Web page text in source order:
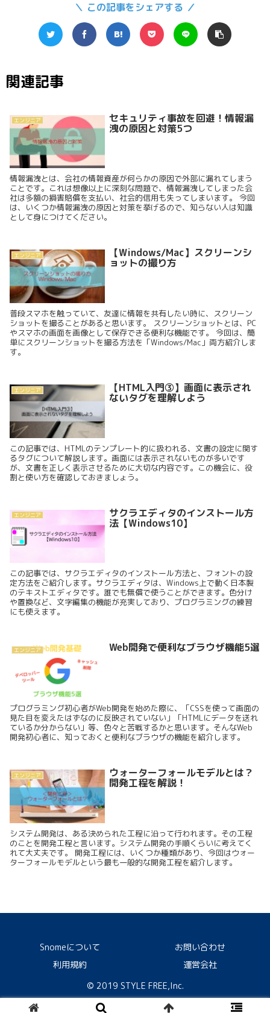
＼ この記事をシェアする ／
関連記事
エンジニア セキュリティ事故を回避！情報漏
洩の原因と対策5つ
情報漏洩とは、会社の情報資産が何らかの原因で外部に漏れてしまう
ことです。これは想像以上に深刻な問題で、情報漏洩してしまった会
社は多額の損害賠償を支払い、社会的信用も失ってしまいます。 今回
は、いくつか情報漏洩の原因と対策を挙げるので、知らない人は知識
として身につけてください。
エンジニア 【Windows/Mac】スクリーンシ
ョットの撮り方
普段スマホを触っていて、友達に情報を共有したい時に、スクリーン
ショットを撮ることがあると思います。 スクリーンショットとは、PC
やスマホの画面を画像として保存できる便利な機能です。 今回は、簡
単にスクリーンショットを撮る方法を「Windows/Mac」両方紹介しま
す。
エンジニア 【HTML入門③】画面に表示され
ないタグを理解しよう
この記事では、HTMLのテンプレート的に扱われる、文書の設定に関す
るタグについて解説します。画面には表示されないものが多いです
が、文書を正しく表示させるために大切な内容です。この機会に、役
割と使い方を確認しておきましょう。
エンジニア サクラエディタのインストール方
法【Windows10】
この記事では、サクラエディタのインストール方法と、フォントの設
定方法をご紹介します。サクラエディタは、Windows上で動く日本製
のテキストエディタです。誰でも無償で使うことができます。色分け
や置換など、文字編集の機能が充実しており、プログラミングの練習
にも使えます。
エンジニア Web開発で便利なブラウザ機能5選
プログラミング初心者がWeb開発を始めた際に、「CSSを使って画面の
見た目を変えたはずなのに反映されていない」「HTMLにデータを送れ
ているか分からない」等、色々と苦戦するかと思います。そんなWeb
開発初心者に、知っておくと便利なブラウザの機能を紹介します。
エンジニア ウォーターフォールモデルとは？
開発工程を解説！
システム開発は、ある決められた工程に沿って行われます。その工程
のことを開発工程と言います。システム開発の手順くらいに考えてく
れて大丈夫です。 開発工程には、いくつか種類があり、今回はウォー
ターフォールモデルという最も一般的な開発工程を紹介します。
Snomeについて
お問い合わせ
利用規約
運営会社
© 2019 STYLE FREE,Inc.